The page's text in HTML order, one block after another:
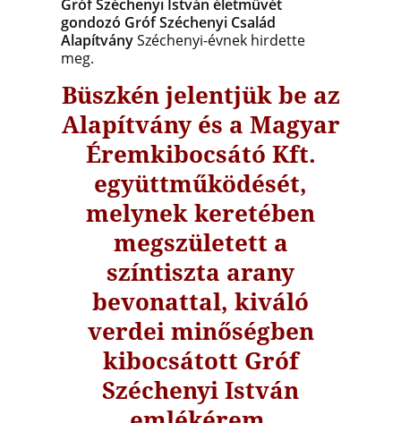
Gróf Széchenyi István életművét
gondozó Gróf Széchenyi Család
AlapítványSzéchenyi-évnek hirdette
meg.
Büszkén jelentjük be az
Alapítvány és a Magyar
Éremkibocsátó Kft.
együttműködését,
melynek keretében
megszületett a
színtiszta arany
bevonattal, kiváló
verdei minőségben
kibocsátott Gróf
Széchenyi István